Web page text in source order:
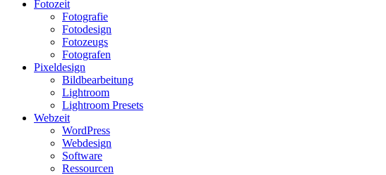
Fotozeit
Fotografie
Fotodesign
Fotozeugs
Fotografen
Pixeldesign
Bildbearbeitung
Lightroom
Lightroom Presets
Webzeit
WordPress
Webdesign
Software
Ressourcen